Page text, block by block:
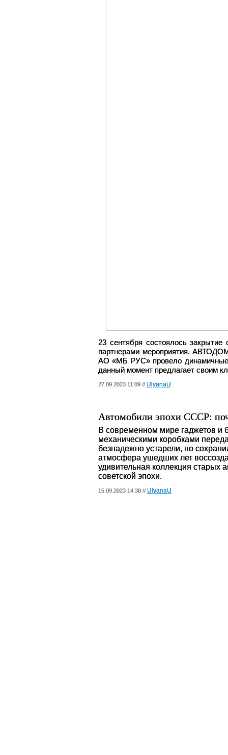
23 сентября состоялось
партнерами мероприятия.
АО «МБ РУС» провело динамичные
данный момент предлагает своим
27.09.2023 11:09 // UlyanaU
Автомобили эпохи СССР:
В современном мире гаджетов и
механическими коробками
безнадежно устарели, но
атмосфера ушедших лет
удивительная коллекция
советской эпохи.
15.09.2023 14:38 // UlyanaU